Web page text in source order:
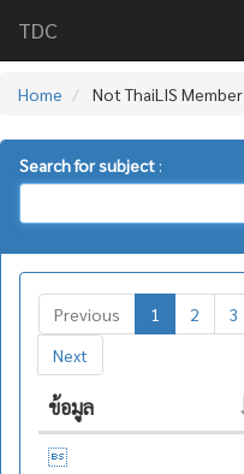
TDC
Home Not ThaiLIS Member
Search for subject :
Previous 1 2 3
Next
ข้อมูล
